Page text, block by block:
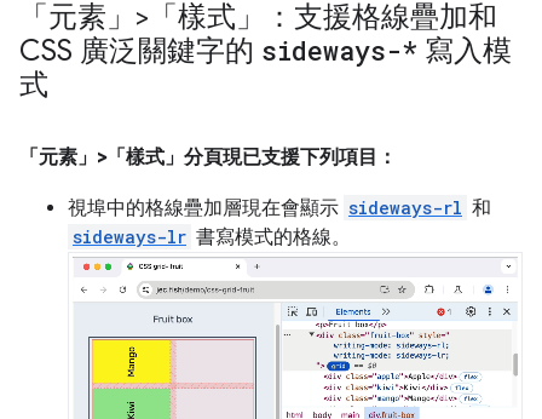
「元素」>「樣式」：支援格線疊加和
CSS 廣泛關鍵字的 sideways-* 寫入模
式
「元素」>「樣式」分頁現已支援下列項目：
視埠中的格線疊加層現在會顯示 sideways-rl 和
sideways-lr 書寫模式的格線。